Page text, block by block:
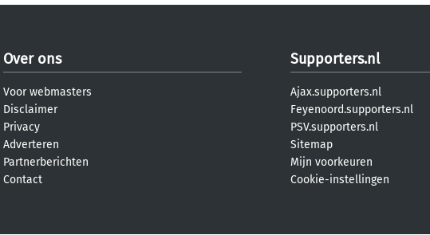
Over ons
Voor webmasters
Disclaimer
Privacy
Adverteren
Partnerberichten
Contact
Supporters.nl
Ajax.supporters.nl
Feyenoord.supporters.nl
PSV.supporters.nl
Sitemap
Mijn voorkeuren
Cookie-instellingen